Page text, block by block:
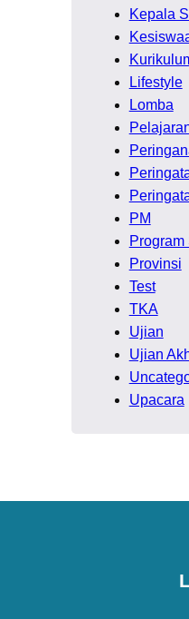
Kepala
Lifestyle
Lomba
PM
Program
Provinsi
Test
TKA
Ujian
Ujian
Upacara